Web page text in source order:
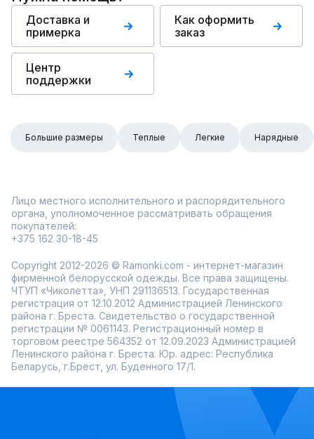
Доставка и
примерка
Как оформить
заказ
Центр
поддержки
Большие размеры Теплые Легкие Нарядные
Лицо местного исполнительного и распорядительного
органа, уполномоченное рассматривать обращения
покупателей:
+375 162 30-18-45
Copyright 2012-2026 © Ramonki.com - интернет-магазин
фирменной белорусской одежды. Все права защищены.
ЧТУП «Чиколетта», УНП 291136513. Государственная
регистрация от 12.10.2012 Администрацией Ленинского
района г. Бреста. Свидетельство о государственной
регистрации № 0061143. Регистрационный номер в
торговом реестре 564352 от 12.09.2023 Администрацией
Ленинского района г. Бреста. Юр. адрес: Республика
Беларусь, г.Брест, ул. Буденного 17/1.